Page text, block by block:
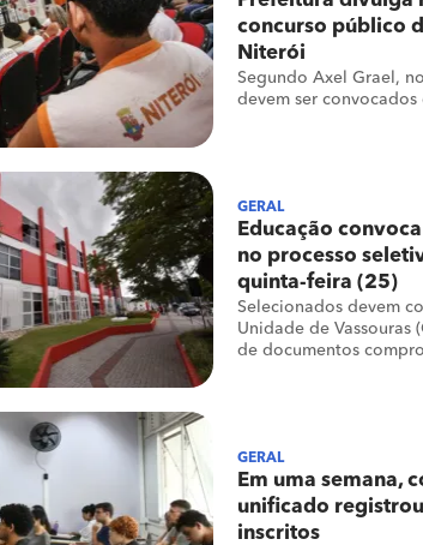
concurso público
Niterói
Segundo Axel Grael,
devem ser convocados
GERAL
Educação
no processo
quinta-feira (25)
Selecionados devem
Unidade de Vassouras
de documentos
GERAL
Em uma semana,
unificado
inscritos